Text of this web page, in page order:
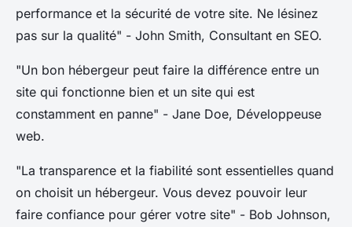
performance et la sécurité de votre site. Ne lésinez
pas sur la qualité" - John Smith, Consultant en SEO.
"Un bon hébergeur peut faire la différence entre un
site qui fonctionne bien et un site qui est
constamment en panne" - Jane Doe, Développeuse
web.
"La transparence et la fiabilité sont essentielles quand
on choisit un hébergeur. Vous devez pouvoir leur
faire confiance pour gérer votre site" - Bob Johnson,